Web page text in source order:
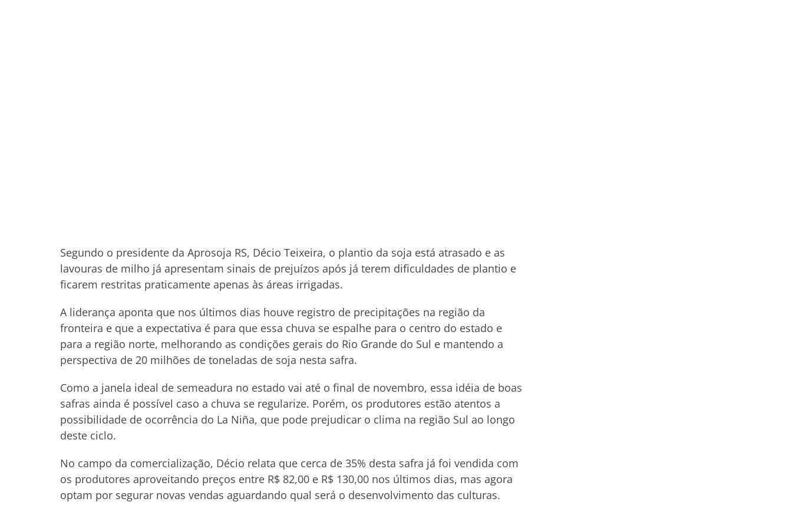
Segundo o presidente da Aprosoja RS, Décio Teixeira, o plantio da soja está atrasado e as
lavouras de milho já apresentam sinais de prejuízos após já terem dificuldades de plantio e
ficarem restritas praticamente apenas às áreas irrigadas.
A liderança aponta que nos últimos dias houve registro de precipitações na região da
fronteira e que a expectativa é para que essa chuva se espalhe para o centro do estado e
para a região norte, melhorando as condições gerais do Rio Grande do Sul e mantendo a
perspectiva de 20 milhões de toneladas de soja nesta safra.
Como a janela ideal de semeadura no estado vai até o final de novembro, essa idéia de boas
safras ainda é possível caso a chuva se regularize. Porém, os produtores estão atentos a
possibilidade de ocorrência do La Niña, que pode prejudicar o clima na região Sul ao longo
deste ciclo.
No campo da comercialização, Décio relata que cerca de 35% desta safra já foi vendida com
os produtores aproveitando preços entre R$ 82,00 e R$ 130,00 nos últimos dias, mas agora
optam por segurar novas vendas aguardando qual será o desenvolvimento das culturas.